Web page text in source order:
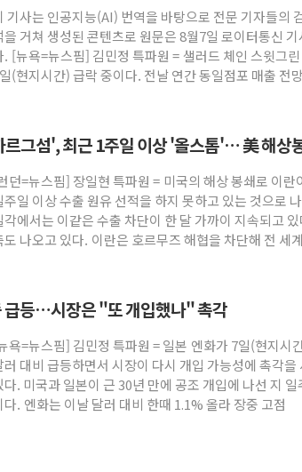
기사는 인공지능(AI) 번역을 바탕으로 전문 기자들의
을 거쳐 생성된 콘텐츠로 원문은 8월7일 로이터통신 기
. [뉴욕=뉴스핌] 김민정 특파원 = 샐러드 체인 스윗그
(현지시간) 급락 중이다. 전날 연간 동일점포 매출 전
르그섬', 최근 1주일 이상 '올스톱'… 美 해상
던=뉴스핌] 장일현 특파원 = 미국의 해상 봉쇄로 이란
주일 이상 수출 원유 선적을 하지 못하고 있는 것으로
각에서는 이같은 수출 차단이 한 달 가까이 지속되고
도 나오고 있다. 이란은 호르무즈 해협을 차단해 전 세
급등…시장은 "또 개입했나" 촉각
욕=뉴스핌] 김민정 특파원 = 일본 엔화가 7일(현지시
러 대비 급등하면서 시장이 다시 개입 가능성에 촉각을
다. 미국과 일본이 근 30년 만에 공조 개입에 나선 지 일
다. 엔화는 이날 달러 대비 한때 1.1% 올라 장중 고점